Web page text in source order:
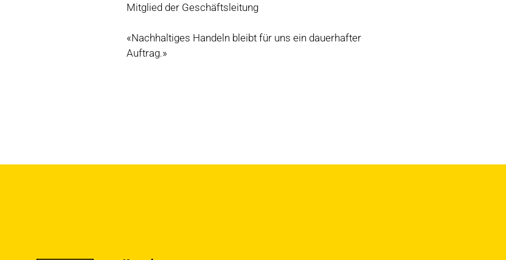
Mitglied der Geschäftsleitung
«Nachhaltiges Handeln bleibt für uns ein dauerhafter
Auftrag.»